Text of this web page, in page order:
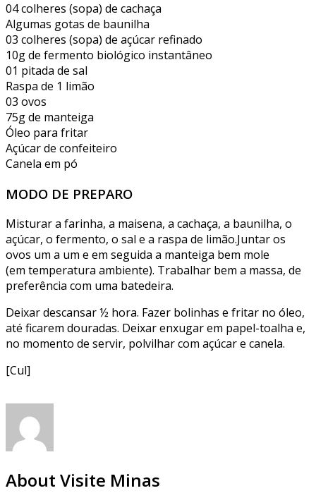
04 colheres (sopa) de cachaça
Algumas gotas de baunilha
03 colheres (sopa) de açúcar refinado
10g de fermento biológico instantâneo
01 pitada de sal
Raspa de 1 limão
03 ovos
75g de manteiga
Óleo para fritar
Açúcar de confeiteiro
Canela em pó
MODO DE PREPARO
Misturar a farinha, a maisena, a cachaça, a baunilha, o
açúcar, o fermento, o sal e a raspa de limão.Juntar os
ovos um a um e em seguida a manteiga bem mole
(em temperatura ambiente). Trabalhar bem a massa, de
preferência com uma batedeira.
Deixar descansar ½ hora. Fazer bolinhas e fritar no óleo,
até ficarem douradas. Deixar enxugar em papel-toalha e,
no momento de servir, polvilhar com açúcar e canela.
[Cul]
About Visite Minas